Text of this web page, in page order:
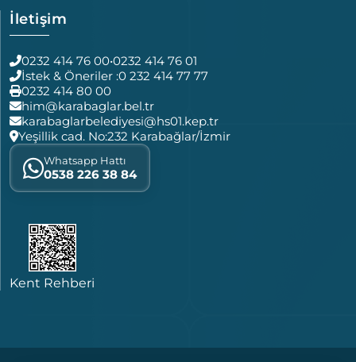
İletişim
0232 414 76 00•0232 414 76 01
İstek & Öneriler :0 232 414 77 77
0232 414 80 00
him@karabaglar.bel.tr
karabaglarbelediyesi@hs01.kep.tr
Yeşillik cad. No:232 Karabağlar/İzmir
Whatsapp Hattı
0538 226 38 84
Kent Rehberi